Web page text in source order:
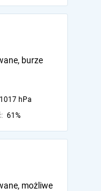
burze
1017 hPa
61%
możliwe